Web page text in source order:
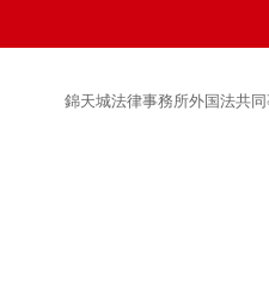
錦天城法律事務所外国法共